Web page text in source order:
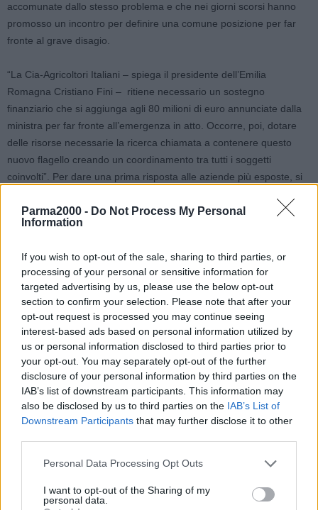
Parma2000 - Do Not Process My Personal
Information
If you wish to opt-out of the sale, sharing to third parties, or
processing of your personal or sensitive information for
targeted advertising by us, please use the below opt-out
section to confirm your selection. Please note that after your
opt-out request is processed you may continue seeing
interest-based ads based on personal information utilized by
us or personal information disclosed to third parties prior to
your opt-out. You may separately opt-out of the further
disclosure of your personal information by third parties on the
IAB’s list of downstream participants. This information may
also be disclosed by us to third parties on the IAB’s List of
Downstream Participants that may further disclose it to other
Personal Data Processing Opt Outs
I want to opt-out of the Sharing of my
personal data.
accomunate dallo stesso problema e che nei giorni scorsi hanno
promosso un incontro per definire una comune posizione per far
fronte al grave disagio.
“La Cia-Agricoltori Italiani – spiega il presidente dell’Emilia
Romagna Cristiano Fini – ritiene necessario un sostegno
finanziario che si aggiunga agli 80 milioni di euro annunciate dalla
ministra per far fronte all’emergenza in atto. Occorre, poi, dotare
delle risorse necessarie la ricerca chiamata a contenere questo
nuovo flagello creando un coordinamento tra tutti i soggetti
coinvolti”. Per dare una prima risposta alle aziende più esposte, si
dei mutui e istituire un fondo di rotazione che fornisca le garanzie
necessarie a chi necessita di risorse finanziarie per proseguire
segnalazione dei soggetti coinvolti alla Crif (Centrale rischi, ndr).
Per coloro che non sono nelle condizioni oggettive di far fronte al
pagamento degli oneri contributivi, viene ancora sottolineato nel
documento di Cia, occorre prevedere una norma che eviti
l’emissione di Durc (Documento unico della regolarità contributiva).
Per la Cia-Agricoltori Italiani diventa inderogabile ridiscutere la
proposta del nuovo Pan (Piano di azione Nazionale) sull’uso
sostenibile dei prodotti fitosanitari fino a prevederne la
sospensione, visto gli obiettivi che si pone difficili, se non
impossibili, da rispettare in considerazione dell’attuale emergenza.
l’utilizzo per l’anno prossimo della sostanza chimica Metile, l’unica
tutti gli atti necessari per rendere possibile l’immissione in pieno